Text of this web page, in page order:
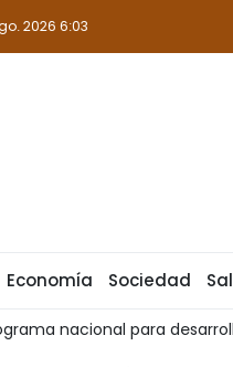
2026 6:03
Economía Sociedad
nacional para